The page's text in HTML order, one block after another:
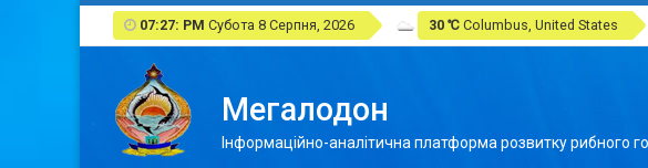
07:27: PM Субота 8 Серпня, 2026 30 ℃ Columbus, United States
Мегалодон
Інформаційно-аналітична платформа розвитку рибного